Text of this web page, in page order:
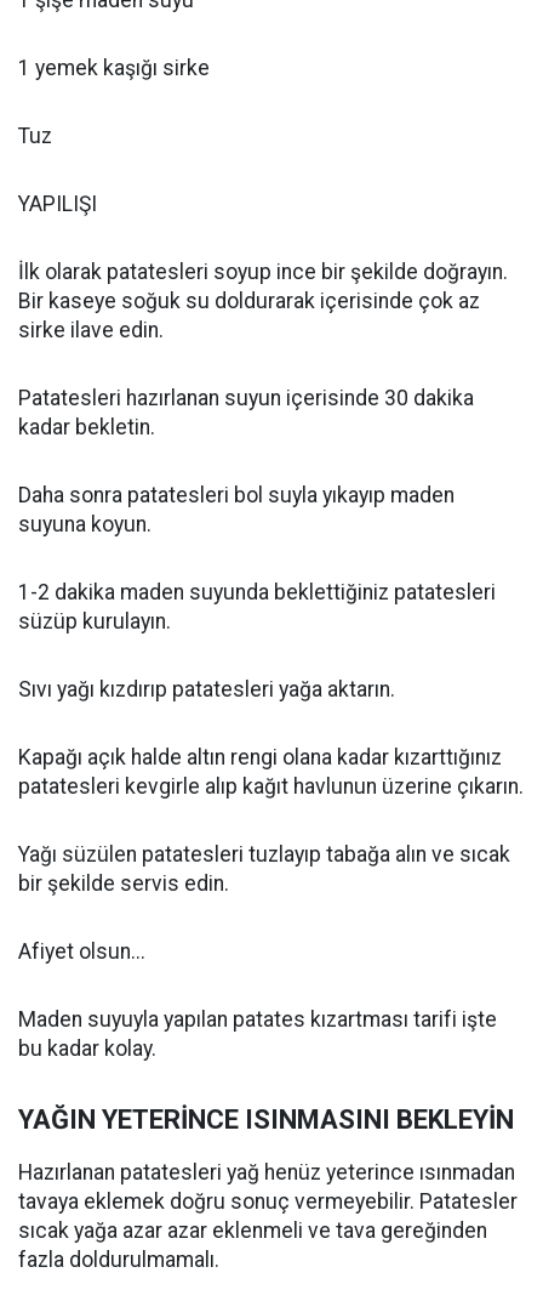
1 yemek kaşığı sirke
Tuz
YAPILIŞI
İlk olarak patatesleri soyup ince bir şekilde doğrayın.
Bir kaseye soğuk su doldurarak içerisinde çok az
sirke ilave edin.
Patatesleri hazırlanan suyun içerisinde 30 dakika
kadar bekletin.
Daha sonra patatesleri bol suyla yıkayıp maden
suyuna koyun.
1-2 dakika maden suyunda beklettiğiniz patatesleri
süzüp kurulayın.
Sıvı yağı kızdırıp patatesleri yağa aktarın.
Kapağı açık halde altın rengi olana kadar kızarttığınız
patatesleri kevgirle alıp kağıt havlunun üzerine çıkarın.
Yağı süzülen patatesleri tuzlayıp tabağa alın ve sıcak
bir şekilde servis edin.
Afiyet olsun...
Maden suyuyla yapılan patates kızartması tarifi işte
bu kadar kolay.
YAĞIN YETERİNCE ISINMASINI BEKLEYİN
Hazırlanan patatesleri yağ henüz yeterince ısınmadan
tavaya eklemek doğru sonuç vermeyebilir. Patatesler
sıcak yağa azar azar eklenmeli ve tava gereğinden
fazla doldurulmamalı.